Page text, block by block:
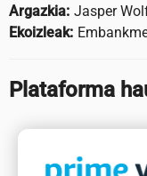
Argazkia: Jasper
Ekoizleak:
Plataforma